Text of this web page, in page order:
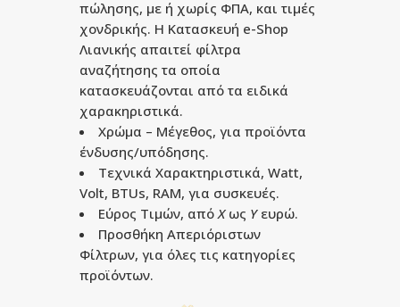
πώλησης, με ή χωρίς ΦΠΑ, και τιμές
χονδρικής. Η Κατασκευή e-Shop
Λιανικής απαιτεί φίλτρα
αναζήτησης τα οποία
κατασκευάζονται από τα ειδικά
χαρακηριστικά.
Χρώμα – Μέγεθος, για προϊόντα
ένδυσης/υπόδησης.
Τεχνικά Χαρακτηριστικά, Watt,
Volt, BTUs, RAM, για συσκευές.
Εύρος Τιμών, από Χως Υευρώ.
Προσθήκη Απεριόριστων
Φίλτρων, για όλες τις κατηγορίες
προϊόντων.